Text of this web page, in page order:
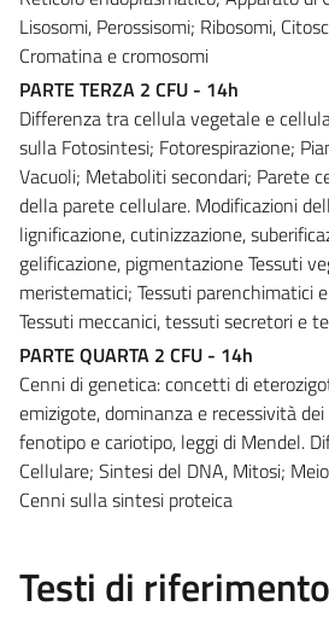
Lisosomi, Perossisomi; Ribosomi,
Cromatina e cromosomi
PARTE TERZA 2 CFU - 14h
Differenza tra cellula vegetale e
sulla Fotosintesi; Fotorespirazione;
Vacuoli; Metaboliti secondari; Parete
della parete cellulare. Modificazioni
lignificazione, cutinizzazione,
gelificazione, pigmentazione Tessuti
meristematici; Tessuti parenchimatici
Tessuti meccanici, tessuti secretori e
PARTE QUARTA 2 CFU - 14h
Cenni di genetica: concetti di
emizigote, dominanza e recessività
fenotipo e cariotipo, leggi di Mendel.
Cellulare; Sintesi del DNA, Mitosi;
Cenni sulla sintesi proteica
Testi di riferimento